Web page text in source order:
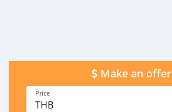
Make an offer
Price
THB